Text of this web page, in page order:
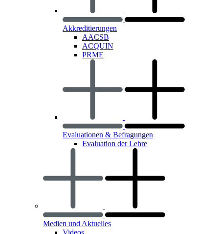
Akkreditierungen
AACSB
ACQUIN
PRME
Evaluationen & Befragungen
Evaluation der Lehre
Medien und Aktuelles
Videos